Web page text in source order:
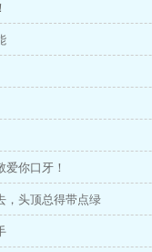
你口牙！
，头顶总得带点绿